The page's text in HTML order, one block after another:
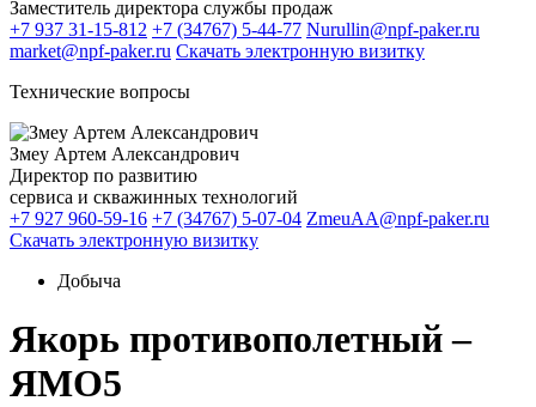
Заместитель директора службы продаж
+7 937 31-15-812 +7 (34767) 5-44-77 Nurullin@npf-paker.ru
market@npf-paker.ru Скачать электронную визитку
Технические вопросы
Змеу Артем Александрович
Директор по развитию
сервиса и скважинных технологий
+7 927 960-59-16 +7 (34767) 5-07-04 ZmeuAA@npf-paker.ru
Скачать электронную визитку
Добыча
Якорь противополетный –
ЯМО5